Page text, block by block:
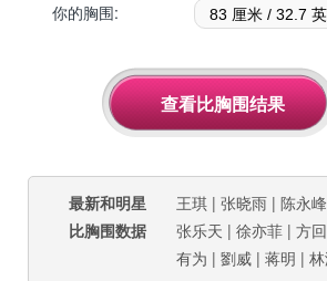
你的胸围:
最新和明星
比胸围数据
王琪 | 张晓雨 | 陈永峰
张乐天 | 徐亦菲 | 方
有为 | 劉威 | 蒋明 |